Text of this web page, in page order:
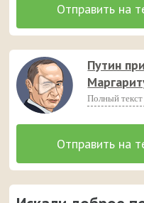
Путин
Полный